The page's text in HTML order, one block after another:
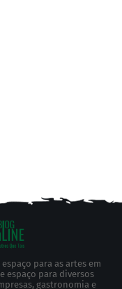
para as artes em
espaço para diversos
gastronomia e